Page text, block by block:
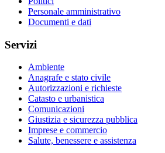
Personale amministrativo
Documenti e dati
Servizi
Ambiente
Anagrafe e stato civile
Autorizzazioni e richieste
Catasto e urbanistica
Comunicazioni
Giustizia e sicurezza pubblica
Imprese e commercio
Salute, benessere e assistenza